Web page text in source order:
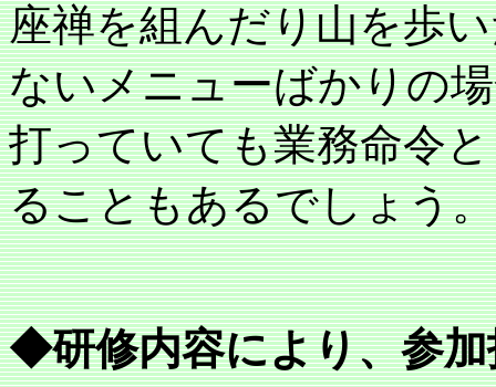
座禅を組んだり山を歩
ないメニューばかりの
打っていても業務命令
ることもあるでしょう。
◆研修内容により、参